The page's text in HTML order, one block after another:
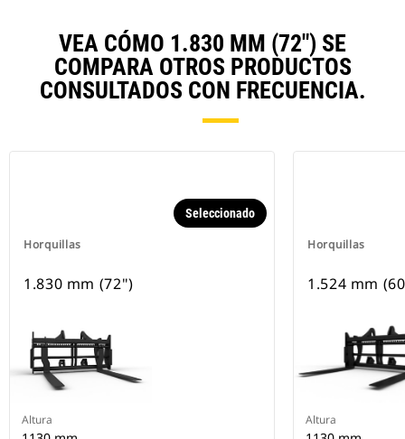
VEA CÓMO 1.830 MM (72") SE
COMPARA OTROS PRODUCTOS
CONSULTADOS CON FRECUENCIA.
Horquillas
Seleccionado
1.830 mm (72")
Altura
Horquillas
1.524 mm
Altura